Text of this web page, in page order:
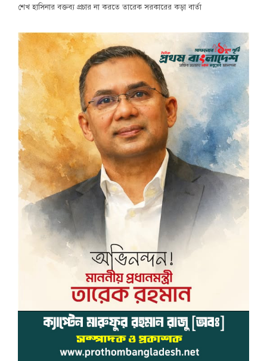
শেখ হাসিনার বক্তব্য প্রচার না করতে তারেক সরকারের কড়া বার্তা